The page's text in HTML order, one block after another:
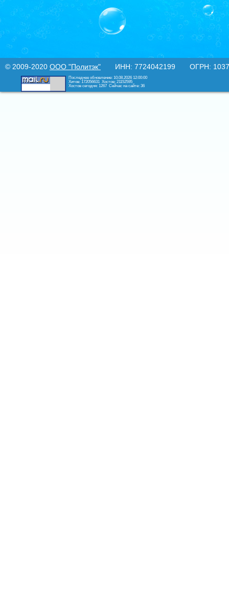
© 2009-2020 ООО "Политэк" ИНН: 7724042199 ОГРН:
Последнее обновление: 10.08.2026 12:00:00
Хитов: 172056631 Хостов: 21152595
Хостов сегодня: 1267 Сейчас на сайте: 36